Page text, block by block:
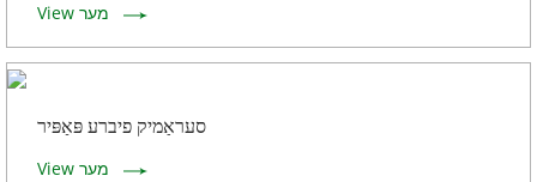
View מער
סעראַמיק פיברע פּאַפּיר
View מער